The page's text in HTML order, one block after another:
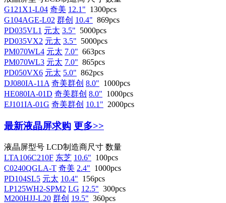
G121X1-L04 奇美 12.1" 1300pcs
G104AGE-L02 群创 10.4" 869pcs
PD035VL1 元太 3.5" 5000pcs
PD035VX2 元太 3.5" 5000pcs
PM070WL4 元太 7.0" 663pcs
PM070WL3 元太 7.0" 865pcs
PD050VX6 元太 5.0" 862pcs
DJ080IA-11A 奇美群创 8.0" 1000pcs
HE080IA-01D 奇美群创 8.0" 1000pcs
EJ101IA-01G 奇美群创 10.1" 2000pcs
最新液晶屏求购 更多>>
液晶屏型号 LCD制造商尺寸 数量
LTA106C210F 东芝 10.6" 100pcs
C0240QGLA-T 奇美 2.4" 1000pcs
PD104SL5 元太 10.4" 156pcs
LP125WH2-SPM2 LG 12.5" 300pcs
M200HJJ-L20 群创 19.5" 360pcs